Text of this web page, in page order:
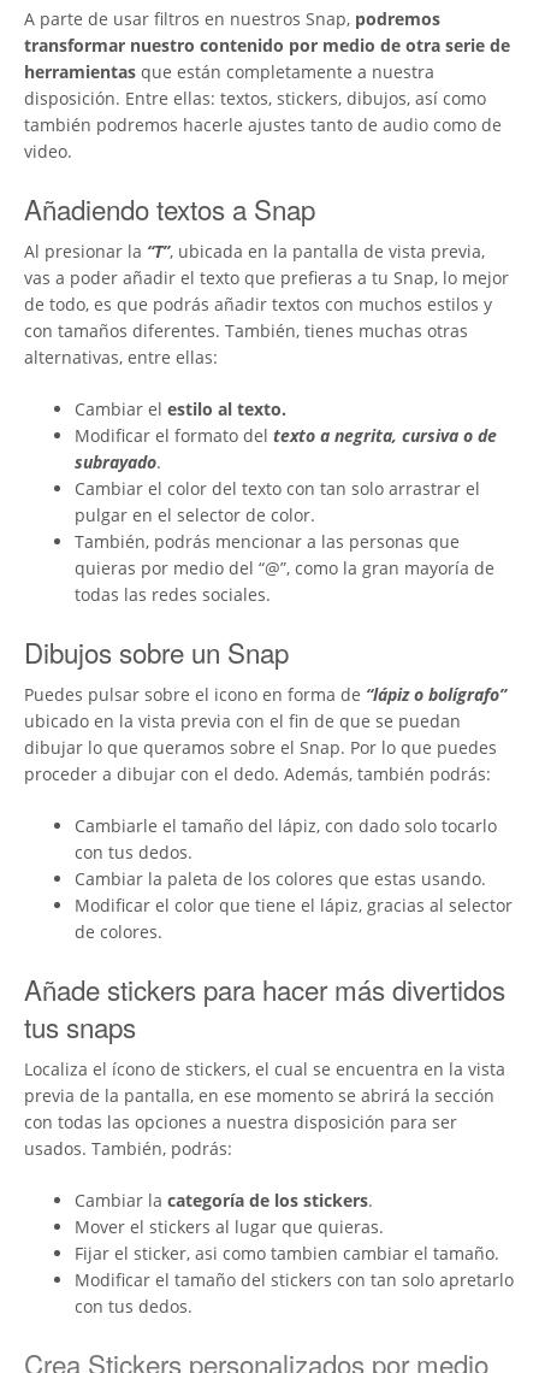
A parte de usar filtros en nuestros Snap, podremos
transformar nuestro contenido por medio de otra serie de
herramientas que están completamente a nuestra
disposición. Entre ellas: textos, stickers, dibujos, así como
también podremos hacerle ajustes tanto de audio como de
video.
Añadiendo textos a Snap
Al presionar la “T”, ubicada en la pantalla de vista previa,
vas a poder añadir el texto que prefieras a tu Snap, lo mejor
de todo, es que podrás añadir textos con muchos estilos y
con tamaños diferentes. También, tienes muchas otras
alternativas, entre ellas:
Cambiar el estilo al texto.
Modificar el formato del texto a negrita, cursiva o de
subrayado.
Cambiar el color del texto con tan solo arrastrar el
pulgar en el selector de color.
También, podrás mencionar a las personas que
quieras por medio del “@”, como la gran mayoría de
todas las redes sociales.
Dibujos sobre un Snap
Puedes pulsar sobre el icono en forma de “lápiz o bolígrafo”
ubicado en la vista previa con el fin de que se puedan
dibujar lo que queramos sobre el Snap. Por lo que puedes
proceder a dibujar con el dedo. Además, también podrás:
Cambiarle el tamaño del lápiz, con dado solo tocarlo
con tus dedos.
Cambiar la paleta de los colores que estas usando.
Modificar el color que tiene el lápiz, gracias al selector
de colores.
Añade stickers para hacer más divertidos
tus snaps
Localiza el ícono de stickers, el cual se encuentra en la vista
previa de la pantalla, en ese momento se abrirá la sección
con todas las opciones a nuestra disposición para ser
usados. También, podrás:
Cambiar la categoría de los stickers.
Mover el stickers al lugar que quieras.
Fijar el sticker, asi como tambien cambiar el tamaño.
Modificar el tamaño del stickers con tan solo apretarlo
con tus dedos.
Crea Stickers personalizados por medio